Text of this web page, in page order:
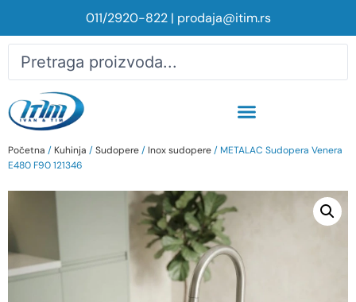
011/2920-822| prodaja@itim.rs
Početna / Kuhinja /Sudopere/ Inox sudopere/ METALAC Sudopera Venera
E480 F90 121346